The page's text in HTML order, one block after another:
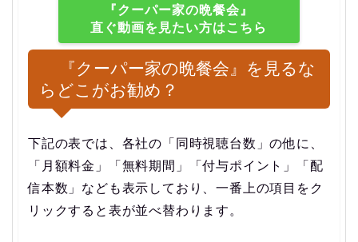
『クーパー家の晩餐会』
直ぐ動画を見たい方はこちら
『クーパー家の晩餐会』を見るな
らどこがお勧め？
下記の表では、各社の「同時視聴台数」の他に、
「月額料金」「無料期間」「付与ポイント」「配
信本数」なども表示しており、一番上の項目をク
リックすると表が並べ替わります。